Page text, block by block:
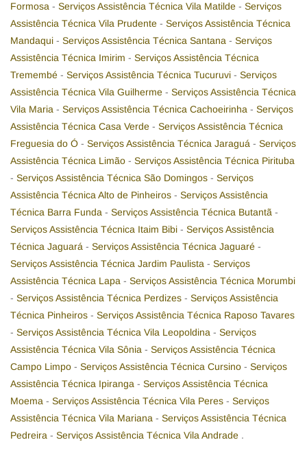
Formosa - Serviços Assistência Técnica Vila Matilde - Serviços
Assistência Técnica Vila Prudente - Serviços Assistência Técnica
Mandaqui - Serviços Assistência Técnica Santana - Serviços
Assistência Técnica Imirim - Serviços Assistência Técnica
Tremembé - Serviços Assistência Técnica Tucuruvi - Serviços
Assistência Técnica Vila Guilherme - Serviços Assistência Técnica
Vila Maria - Serviços Assistência Técnica Cachoeirinha - Serviços
Assistência Técnica Casa Verde - Serviços Assistência Técnica
Freguesia do Ó - Serviços Assistência Técnica Jaraguá - Serviços
Assistência Técnica Limão - Serviços Assistência Técnica Pirituba
- Serviços Assistência Técnica São Domingos - Serviços
Assistência Técnica Alto de Pinheiros - Serviços Assistência
Técnica Barra Funda - Serviços Assistência Técnica Butantã -
Serviços Assistência Técnica Itaim Bibi - Serviços Assistência
Técnica Jaguará - Serviços Assistência Técnica Jaguaré -
Serviços Assistência Técnica Jardim Paulista - Serviços
Assistência Técnica Lapa - Serviços Assistência Técnica Morumbi
- Serviços Assistência Técnica Perdizes - Serviços Assistência
Técnica Pinheiros - Serviços Assistência Técnica Raposo Tavares
- Serviços Assistência Técnica Vila Leopoldina - Serviços
Assistência Técnica Vila Sônia - Serviços Assistência Técnica
Campo Limpo - Serviços Assistência Técnica Cursino - Serviços
Assistência Técnica Ipiranga - Serviços Assistência Técnica
Moema - Serviços Assistência Técnica Vila Peres - Serviços
Assistência Técnica Vila Mariana - Serviços Assistência Técnica
Pedreira - Serviços Assistência Técnica Vila Andrade .